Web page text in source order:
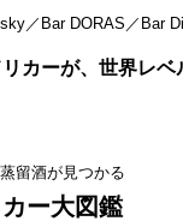
／Bar DORAS／Bar
カーが、世界レベ
留酒が見つかる
ー大図鑑